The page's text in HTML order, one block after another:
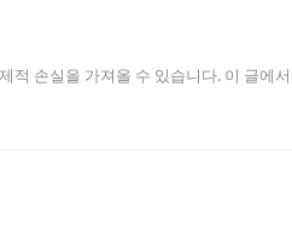
손실을 가져올 수 있습니다. 이 글에